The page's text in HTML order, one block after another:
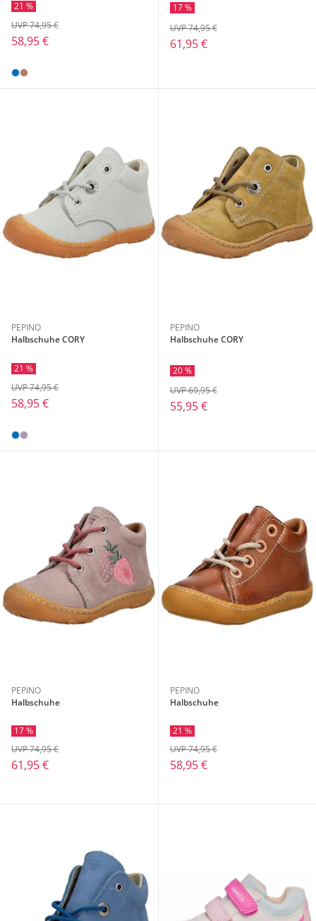
21 %
58,95 €
UVP 74,95 €
17 %
61,95 €
UVP 74,95 €
PEPINO
Halbschuhe CORY
21 %
58,95 €
UVP 74,95 €
PEPINO
Halbschuhe CORY
20 %
55,95 €
UVP 69,95 €
PEPINO
Halbschuhe
17 %
61,95 €
UVP 74,95 €
PEPINO
Halbschuhe
21 %
58,95 €
UVP 74,95 €